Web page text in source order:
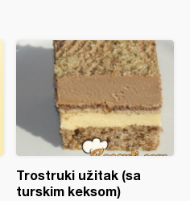
Trostruki užitak (sa
turskim keksom)